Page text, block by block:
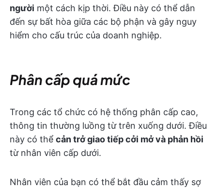
người một cách kịp thời. Điều này có thể dẫn
đến sự bất hòa giữa các bộ phận và gây nguy
hiểm cho cấu trúc của doanh nghiệp.
Phân cấp quá mức
Trong các tổ chức có hệ thống phân cấp cao,
thông tin thường luồng từ trên xuống dưới. Điều
này có thể cản trở giao tiếp cởi mở và phản hồi
từ nhân viên cấp dưới.
Nhân viên của bạn có thể bắt đầu cảm thấy sợ